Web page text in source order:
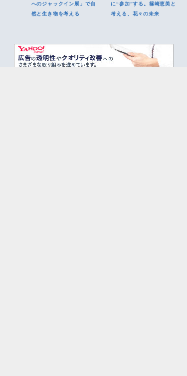
へのジャックイン展」で自
然と生き物を考える
に“参加”する。篠崎恵美と
考える、花々の未来